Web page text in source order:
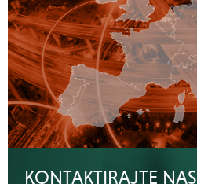
KONTAKTIRAJTE NAS